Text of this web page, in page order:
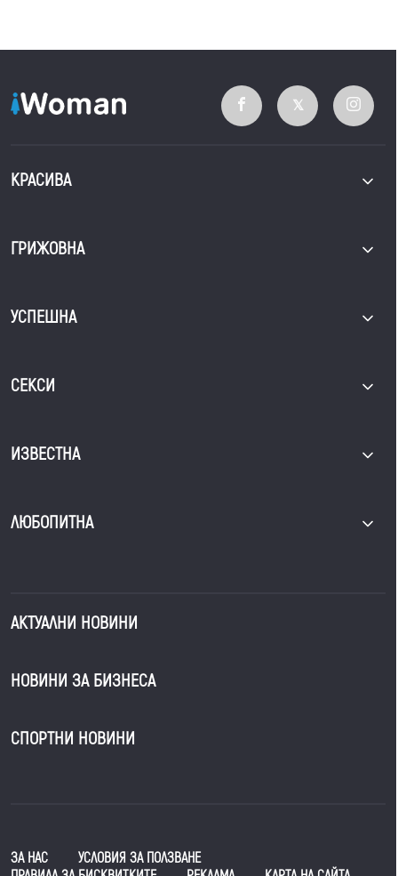
КРАСИВА
ГРИЖОВНА
УСПЕШНА
СЕКСИ
ИЗВЕСТНА
ЛЮБОПИТНА
АКТУАЛНИ НОВИНИ
НОВИНИ ЗА БИЗНЕСА
СПОРТНИ НОВИНИ
ЗА НАС
УСЛОВИЯ ЗА ПОЛЗВАНЕ